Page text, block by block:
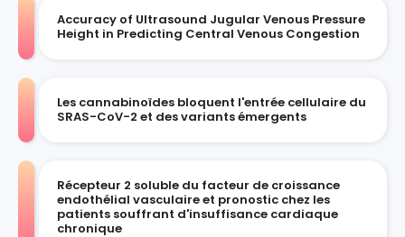
Accuracy of Ultrasound Jugular Venous Pressure
Height in Predicting Central Venous Congestion
Les cannabinoïdes bloquent l'entrée cellulaire du
SRAS-CoV-2 et des variants émergents
Récepteur 2 soluble du facteur de croissance
endothélial vasculaire et pronostic chez les
patients souffrant d'insuffisance cardiaque
chronique